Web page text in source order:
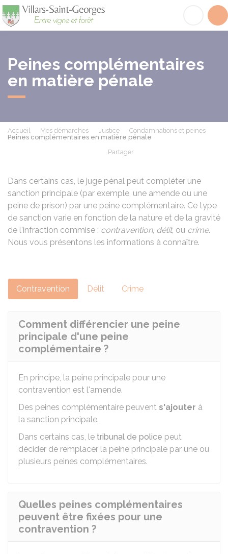
Peines complémentaires
en matière pénale
Accueil Mes démarches Justice
Condamnations et peines
Peines complémentaires en matière pénale
Partager
Dans certains cas, le juge pénal peut compléter une
sanction principale (par exemple, une amende ou une
peine de prison) par une peine complémentaire. Ce type
de sanction varie en fonction de la nature et de la gravité
de l'infraction commise : contravention, délit, ou crime.
Nous vous présentons les informations à connaître.
Contravention Délit Crime
Comment différencier une peine
principale d'une peine
complémentaire ?
En principe, la peine principale pour une
contravention est l'amende.
Des peines complémentaire peuvent s'ajouter à
la sanction principale.
Dans certains cas, le tribunal de police peut
décider de remplacer la peine principale par une ou
plusieurs peines complémentaires.
Quelles peines complémentaires
peuvent être fixées pour une
contravention ?